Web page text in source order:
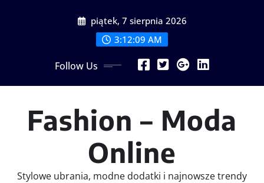
piątek, 7 sierpnia 2026
3:12:09 AM
Follow Us
Fashion – Moda
Online
Stylowe ubrania, modne dodatki i najnowsze trendy